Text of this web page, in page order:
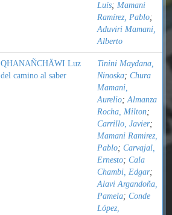
Luís; Mamani
Ramírez, Pablo;
Aduviri Mamani,
Alberto
QHANAÑCHÄWI Luz
del camino al saber
Tinini Maydana,
Ninoska; Chura
Mamani,
Aurelio;Almanza
Rocha, Milton;
Carrillo, Javier;
Mamani Ramirez,
Pablo; Carvajal,
Ernesto; Cala
Chambi, Edgar;
Alavi Argandoña,
Pamela; Conde
López,